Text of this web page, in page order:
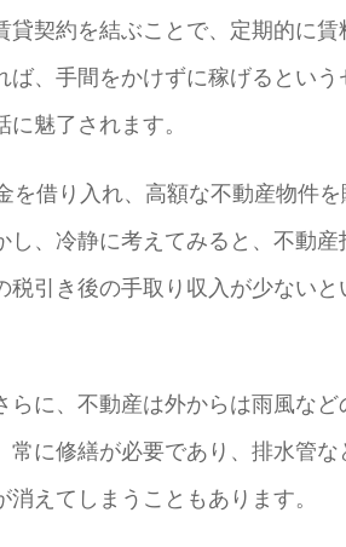
貸契約を結ぶことで、定期的に賃
、手間をかけずに稼げるという
魅了されます。
を借り入れ、高額な不動産物件を
し、冷静に考えてみると、不動産
引き後の手取り収入が少ないと
らに、不動産は外からは雨風など
常に修繕が必要であり、排水管な
えてしまうこともあります。